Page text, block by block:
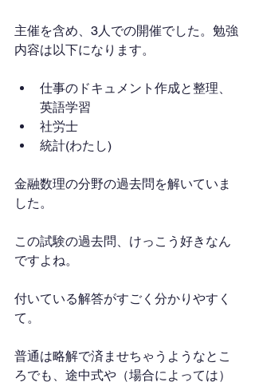
主催を含め、3人での開催でした。勉強
内容は以下になります。
仕事のドキュメント作成と整理、
英語学習
社労士
統計(わたし)
金融数理の分野の過去問を解いていま
した。
この試験の過去問、けっこう好きなん
ですよね。
付いている解答がすごく分かりやすく
て。
普通は略解で済ませちゃうようなとこ
ろでも、途中式や（場合によっては）